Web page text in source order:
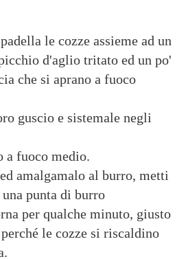
le cozze assieme ad un
d'aglio tritato ed un po'
che si aprano a fuoco
guscio e sistemale negli
a fuoco medio.
amalgamalo al burro, metti
punta di burro
per qualche minuto, giusto
le cozze si riscaldino